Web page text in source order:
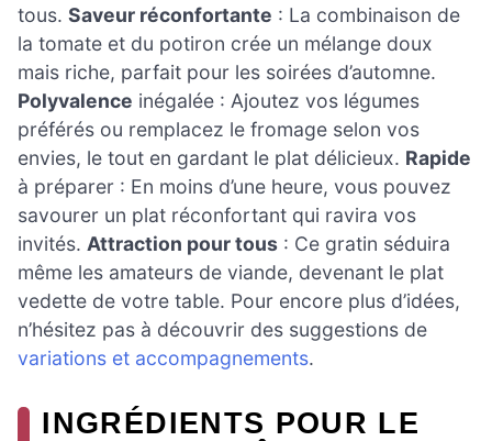
tous. Saveur réconfortante : La combinaison de
la tomate et du potiron crée un mélange doux
mais riche, parfait pour les soirées d’automne.
Polyvalence inégalée : Ajoutez vos légumes
préférés ou remplacez le fromage selon vos
envies, le tout en gardant le plat délicieux. Rapide
à préparer : En moins d’une heure, vous pouvez
savourer un plat réconfortant qui ravira vos
invités. Attraction pour tous : Ce gratin séduira
même les amateurs de viande, devenant le plat
vedette de votre table. Pour encore plus d’idées,
n’hésitez pas à découvrir des suggestions de
variations et accompagnements.
INGRÉDIENTS POUR LE